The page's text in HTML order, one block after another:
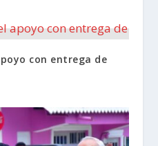
con entrega de